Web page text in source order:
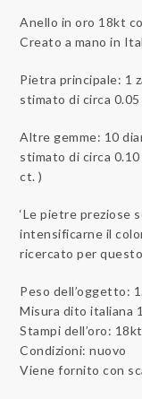
Anello in oro 18kt
Creato a mano in
Pietra principale: 1
stimato di circa
Altre gemme: 10
stimato di circa
ct. )
‘Le pietre preziose
intensificarne il
ricercato per
Peso dell’oggetto:
Misura dito italiana
Stampi dell’oro:
Condizioni: nuovo
Viene fornito con